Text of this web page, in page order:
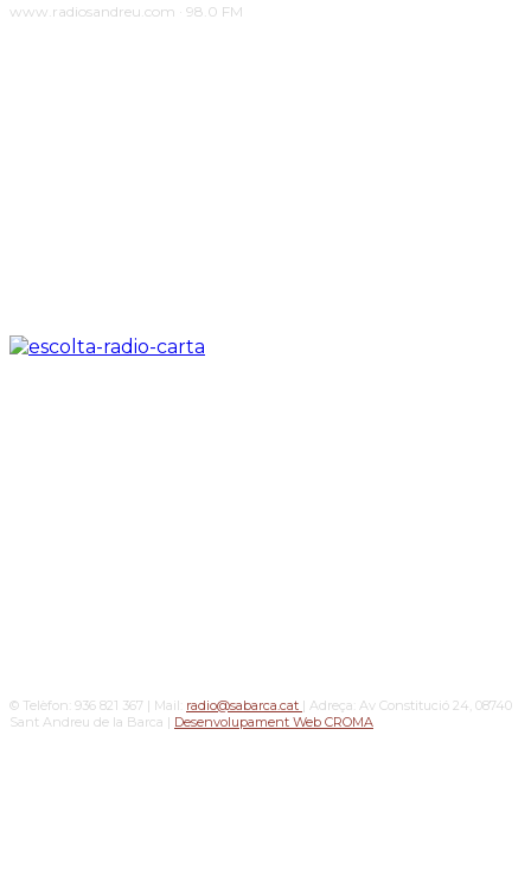
www.radiosandreu.com · 98.0 FM
© Telèfon: 936 821 367 | Mail: radio@sabarca.cat | Adreça: Av Constitució 24, 08740
Sant Andreu de la Barca | Desenvolupament Web CROMA